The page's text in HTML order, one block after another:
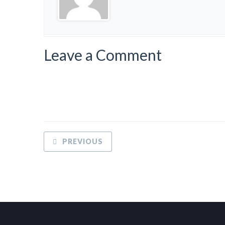
Leave a Comment
PREVIOUS